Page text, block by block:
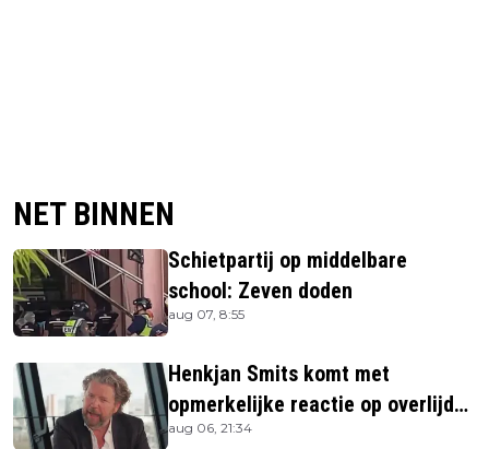
NET BINNEN
Schietpartij op middelbare
school: Zeven doden
aug 07, 8:55
Henkjan Smits komt met
opmerkelijke reactie op overlijden
Jerney Kaagman
aug 06, 21:34